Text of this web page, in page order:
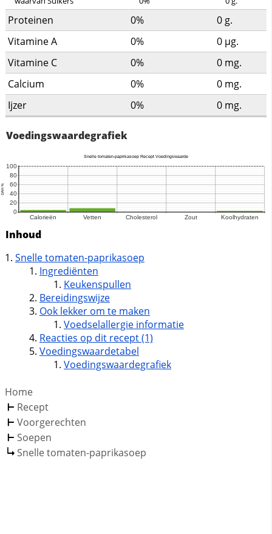
Proteinen 0% 0 g.
Vitamine A
0% 0 µg.
Vitamine C
0% 0 mg.
Calcium
0% 0 mg.
Ijzer
0% 0 mg.
Voedingswaardegrafiek
Inhoud
Snelle tomaten-paprikasoep
Ingrediënten
Keukenspullen
Bereidingswijze
Ook lekker om te maken
Voedselallergie informatie
Reacties op dit recept (1)
Voedingswaardetabel
Voedingswaardegrafiek
Home
Recept
Voorgerechten
Soepen
Snelle tomaten-paprikasoep